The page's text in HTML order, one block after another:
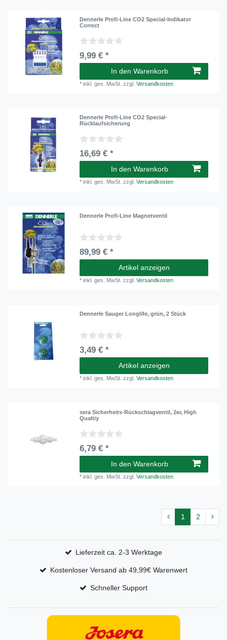
Dennerle Profi-Line CO2 Special-Indikator
Correct
9,99 € *
In den Warenkorb
*inkl. ges. MwSt. zzgl.Versandkosten
Dennerle Profi-Line CO2 Special-
Rücklaufsicherung
16,69 € *
In den Warenkorb
*inkl. ges. MwSt. zzgl.Versandkosten
Dennerle Profi-Line Magnetventil
89,99 € *
Artikel anzeigen
*inkl. ges. MwSt. zzgl.Versandkosten
Dennerle Sauger Longlife, grün, 2 Stück
3,49 € *
Artikel anzeigen
*inkl. ges. MwSt. zzgl.Versandkosten
sera Sicherheits-Rückschlagventil, 2er, High
Qualtiy
6,79 € *
In den Warenkorb
*inkl. ges. MwSt. zzgl.Versandkosten
1 2
Lieferzeit ca. 2-3 Werktage
Kostenloser Versand ab 49,99€ Warenwert
Schneller Support